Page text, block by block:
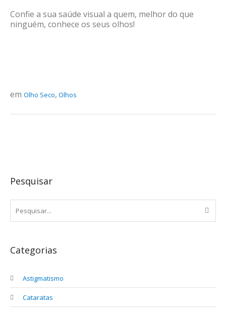
Confie a sua saúde visual a quem, melhor do que
ninguém, conhece os seus olhos!
em Olho Seco, Olhos
Pesquisar
Categorias
Astigmatismo
Cataratas